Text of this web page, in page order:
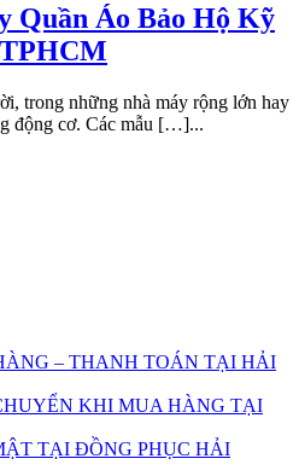
Quần Áo Bảo Hộ Kỹ
trong những nhà máy rộng lớn hay
động cơ. Các mẫu […]...
– THANH TOÁN TẠI HẢI
KHI MUA HÀNG TẠI
TẠI ĐỒNG PHỤC HẢI